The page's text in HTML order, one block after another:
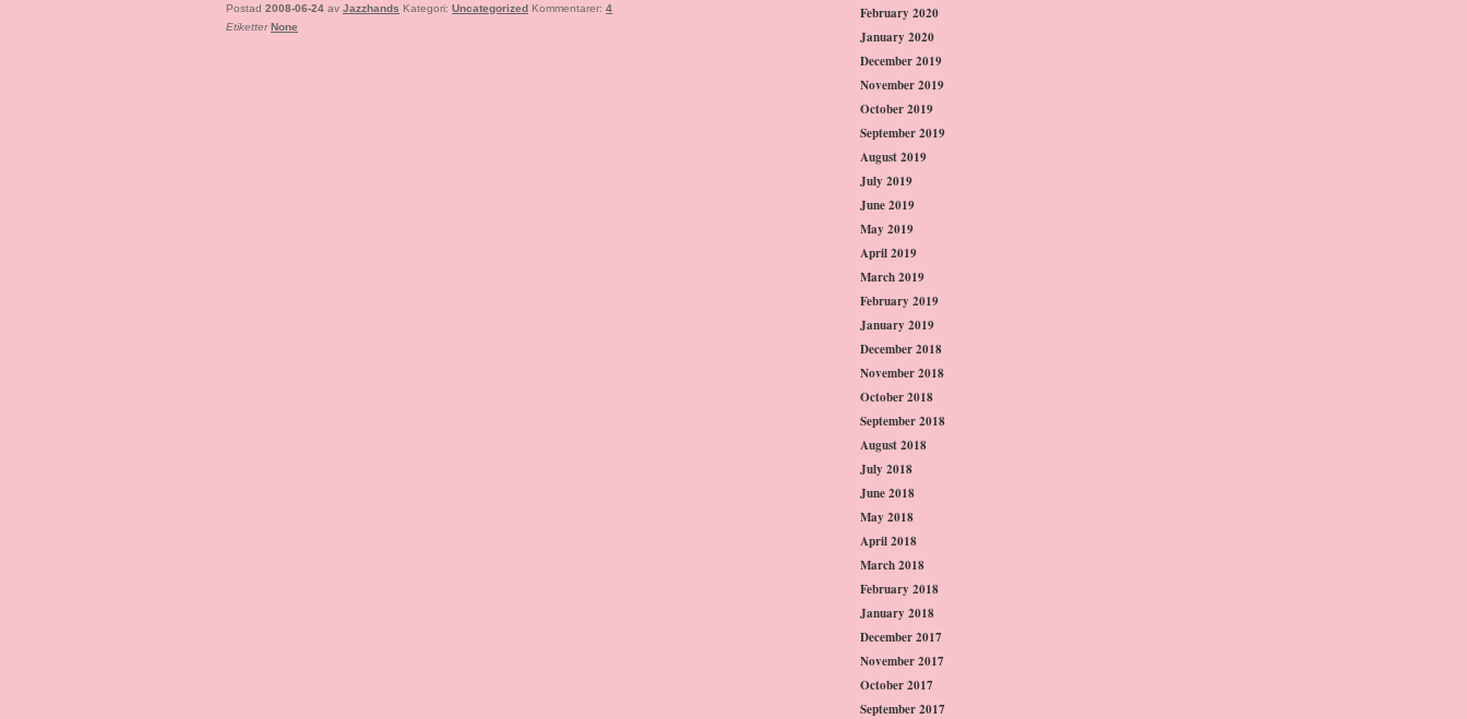
Postad 2008-06-24 av Jazzhands Kategori: Uncategorized Kommentarer: 4
Etiketter None
February 2020
January 2020
December 2019
November 2019
October 2019
September 2019
August 2019
July 2019
June 2019
May 2019
April 2019
March 2019
February 2019
January 2019
December 2018
November 2018
October 2018
September 2018
August 2018
July 2018
June 2018
May 2018
April 2018
March 2018
February 2018
January 2018
December 2017
November 2017
October 2017
September 2017